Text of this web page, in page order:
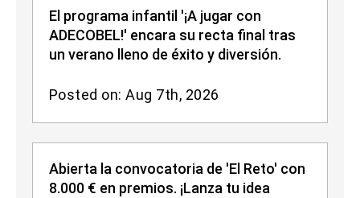
El programa infantil '¡A jugar con
ADECOBEL!' encara su recta final tras
un verano lleno de éxito y diversión.
Posted on: Aug 7th, 2026
Abierta la convocatoria de 'El Reto' con
8.000 € en premios. ¡Lanza tu idea